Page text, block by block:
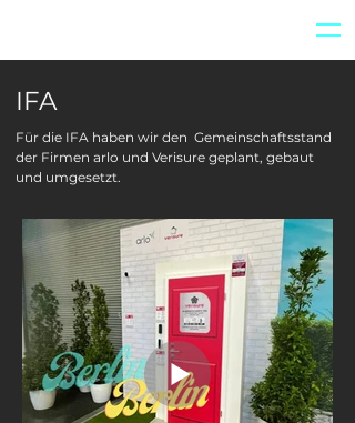
IFA
Für die IFA haben wir den Gemeinschaftsstand
der Firmen arlo und Verisure geplant, gebaut
und umgesetzt.